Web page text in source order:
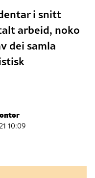
i snitt
arbeid, noko
dei samla
10:09